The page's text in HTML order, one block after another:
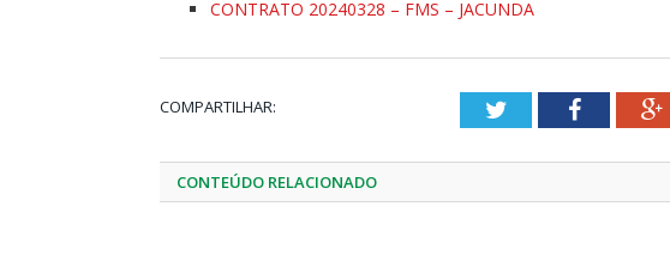
CONTRATO 20240328 – FMS – JACUNDA
COMPARTILHAR: TwitterFacebook
CONTEÚDO RELACIONADO